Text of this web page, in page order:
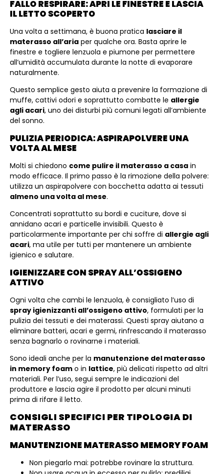
FALLO RESPIRARE: APRI LE FINESTRE E LASCIA
IL LETTO SCOPERTO
Una volta a settimana, è buona pratica lasciare il
materasso all’aria per qualche ora. Basta aprire le
finestre e togliere lenzuola e piumone per permettere
all’umidità accumulata durante la notte di evaporare
naturalmente.
Questo semplice gesto aiuta a prevenire la formazione di
muffe, cattivi odori e soprattutto combatte le allergie
agli acari, uno dei disturbi più comuni legati all’ambiente
del sonno.
PULIZIA PERIODICA: ASPIRAPOLVERE UNA
VOLTA AL MESE
Molti si chiedono come pulire il materasso a casa in
modo efficace. Il primo passo è la rimozione della polvere:
utilizza un aspirapolvere con bocchetta adatta ai tessuti
almeno una volta al mese.
Concentrati soprattutto su bordi e cuciture, dove si
annidano acari e particelle invisibili. Questo è
particolarmente importante per chi soffre di allergie agli
acari, ma utile per tutti per mantenere un ambiente
igienico e salutare.
IGIENIZZARE CON SPRAY ALL’OSSIGENO
ATTIVO
Ogni volta che cambi le lenzuola, è consigliato l’uso di
spray igienizzanti all’ossigeno attivo, formulati per la
pulizia dei tessuti e dei materassi. Questi spray aiutano a
eliminare batteri, acari e germi, rinfrescando il materasso
senza bagnarlo o rovinarne i materiali.
Sono ideali anche per la manutenzione del materasso
in memory foam o in lattice, più delicati rispetto ad altri
materiali. Per l’uso, segui sempre le indicazioni del
produttore e lascia agire il prodotto per alcuni minuti
prima di rifare il letto.
CONSIGLI SPECIFICI PER TIPOLOGIA DI
MATERASSO
MANUTENZIONE MATERASSO MEMORY FOAM
Non piegarlo mai: potrebbe rovinare la struttura.